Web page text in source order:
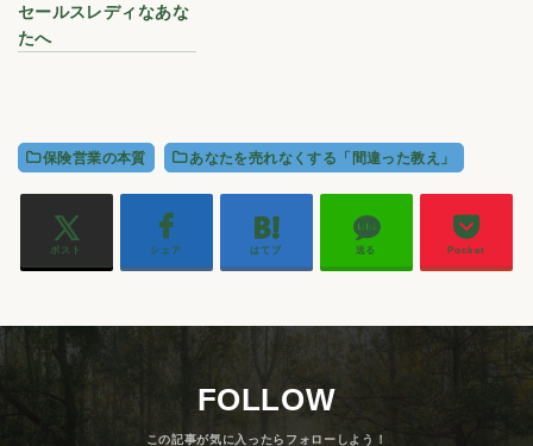
セールスレディなあな
たへ
保険営業の本質 あなたを売れなくする「間違った教え」
ポスト シェア はてブ 送る Pocket
FOLLOW